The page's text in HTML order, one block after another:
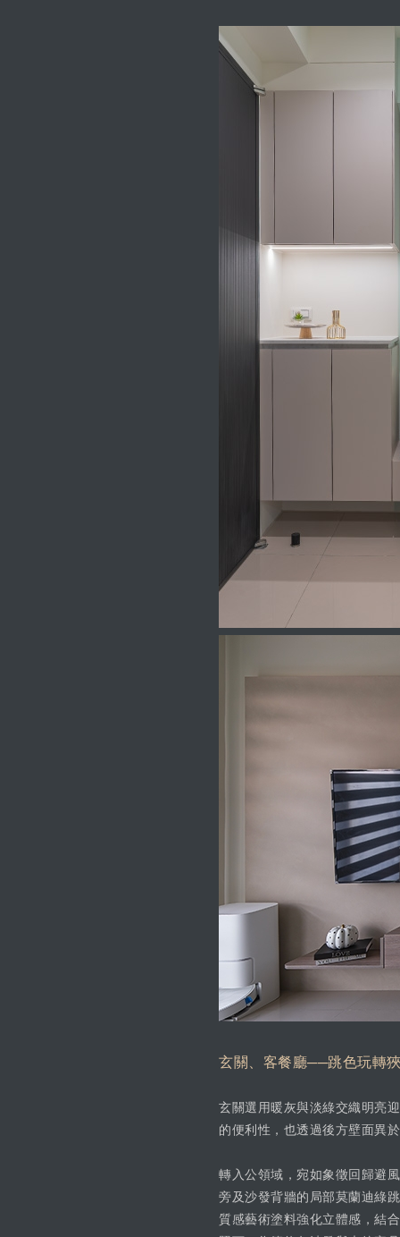
玄關、客餐廳──跳色玩轉
玄關選用暖灰與淡綠交織明亮
的便利性，也透過後方壁面異
轉入公領域，宛如象徵回歸避
旁及沙發背牆的局部莫蘭迪綠
質感藝術塗料強化立體感，結